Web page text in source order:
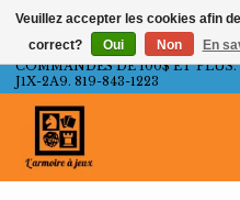
LIVRAISON GRATUITE AU
COMMANDES DE 100$ ET
J1X-2A9. 819-843-1223
Veuillez accepter les cookies afin
correct?
Oui Non En